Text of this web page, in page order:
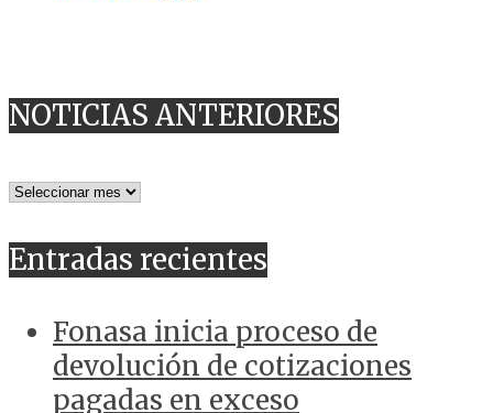
NOTICIAS ANTERIORES
NOTICIAS
Entradas recientes
Fonasa inicia proceso de
devolución de cotizaciones
pagadas en exceso